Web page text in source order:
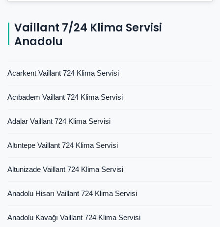
Vaillant 7/24 Klima Servisi
Anadolu
Acarkent Vaillant 724 Klima Servisi
Acıbadem Vaillant 724 Klima Servisi
Adalar Vaillant 724 Klima Servisi
Altıntepe Vaillant 724 Klima Servisi
Altunizade Vaillant 724 Klima Servisi
Anadolu Hisarı Vaillant 724 Klima Servisi
Anadolu Kavağı Vaillant 724 Klima Servisi